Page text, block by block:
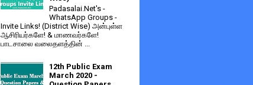
Padasalai.Net's -
WhatsApp Groups -
Invite Links! (District Wise) அன்புள்ள
ஆசிரியர்களே! & மாணவர்களே!
பாடசாலை வலைதளத்தின் ...
12th Public Exam
March 2020 -